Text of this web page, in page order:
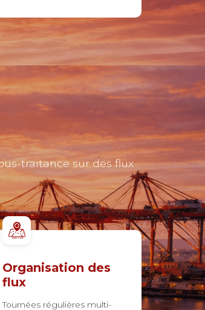
traitance sur des flux
Organisation des
flux
Tournées régulières multi-